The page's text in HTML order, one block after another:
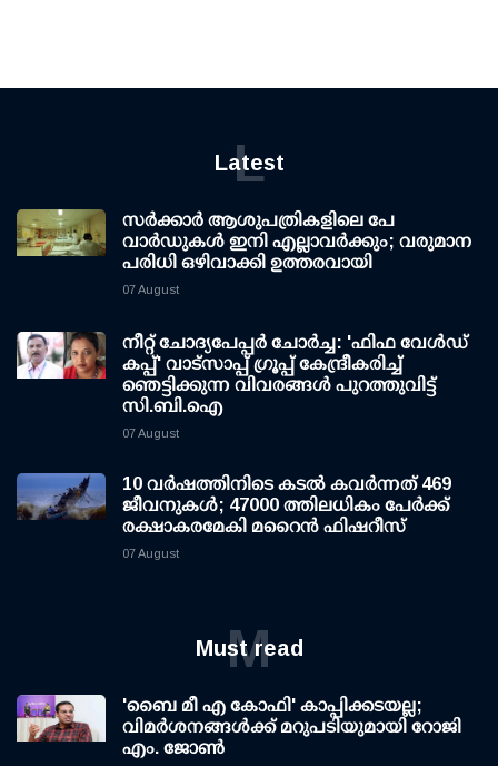
Latest
L
സര്‍ക്കാര്‍ ആശുപത്രികളിലെ പേ
വാര്‍ഡുകള്‍ ഇനി എല്ലാവര്‍ക്കും; വരുമാന
പരിധി ഒഴിവാക്കി ഉത്തരവായി
07 August
നീറ്റ് ചോദ്യപേപ്പര്‍ ചോര്‍ച്ച: 'ഫിഫ വേള്‍ഡ്
കപ്പ്' വാട്സാപ്പ് ഗ്രൂപ്പ് കേന്ദ്രീകരിച്ച്
ഞെട്ടിക്കുന്ന വിവരങ്ങള്‍ പുറത്തുവിട്ട്
സി.ബി.ഐ
07 August
10 വര്‍ഷത്തിനിടെ കടല്‍ കവര്‍ന്നത് 469
ജീവനുകള്‍; 47000 ത്തിലധികം പേര്‍ക്ക്
രക്ഷാകരമേകി മറൈന്‍ ഫിഷറീസ്
07 August
Must read
M
'ബൈ മീ എ കോഫി' കാപ്പിക്കടയല്ല;
വിമര്‍ശനങ്ങള്‍ക്ക് മറുപടിയുമായി റോജി
എം. ജോണ്‍